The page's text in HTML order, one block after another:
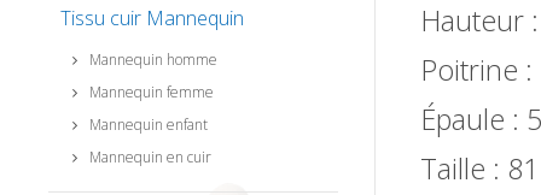
Tissu cuir Mannequin
Mannequin homme
Mannequin femme
Mannequin enfant
Mannequin en cuir
Hauteur
Poitrine
Épaule :
Taille :